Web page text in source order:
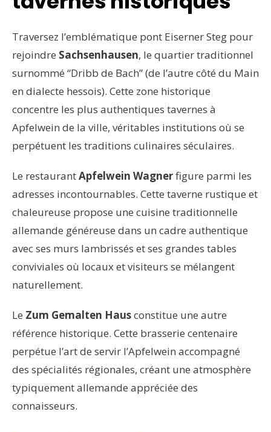
Traversez l’emblématique pont Eiserner Steg pour
rejoindre Sachsenhausen, le quartier traditionnel
surnommé “Dribb de Bach” (de l’autre côté du Main
en dialecte hessois). Cette zone historique
concentre les plus authentiques tavernes à
Apfelwein de la ville, véritables institutions où se
perpétuent les traditions culinaires séculaires.
Le restaurantApfelwein Wagnerfigure parmi les
adresses incontournables. Cette taverne rustique et
chaleureuse propose une cuisine traditionnelle
allemande généreuse dans un cadre authentique
avec ses murs lambrissés et ses grandes tables
conviviales où locaux et visiteurs se mélangent
naturellement.
Le Zum Gemalten Hausconstitue une autre
référence historique. Cette brasserie centenaire
perpétue l’art de servir l’Apfelwein accompagné
des spécialités régionales, créant une atmosphère
typiquement allemande appréciée des
connaisseurs.